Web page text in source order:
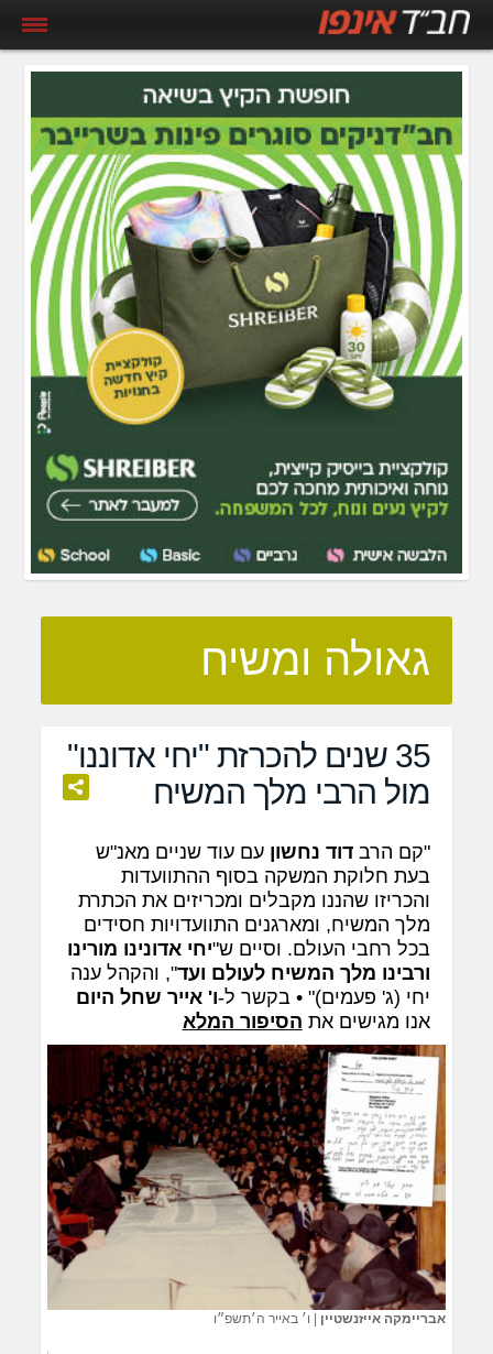
גאולה ומשיח
35 שנים להכרזת "יחי אדוננו"
מול הרבי מלך המשיח
"קם הרבדוד נחשוןעם עוד שניים מאנ"ש
בעת חלוקת המשקה בסוף ההתוועדות
והכריזו שהננו מקבלים ומכריזים את הכתרת
מלך המשיח, ומארגנים התוועדויות חסידים
בכל רחבי העולם. וסיים ש"יחי אדונינו מורינו
ורבינו מלך המשיח לעולם ועד", והקהל ענה
יחי (ג' פעמים)" • בקשר ל-ו' אייר שחל היום
אנו מגישים את הסיפור המלא
אבריימקה אייזנשטיין ו׳ באייר ה׳תשפ״ו